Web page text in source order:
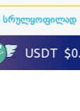
სრულყოფილად